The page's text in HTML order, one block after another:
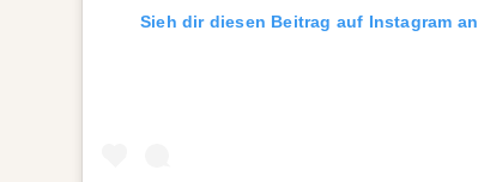
Sieh dir diesen Beitrag auf Instagram an